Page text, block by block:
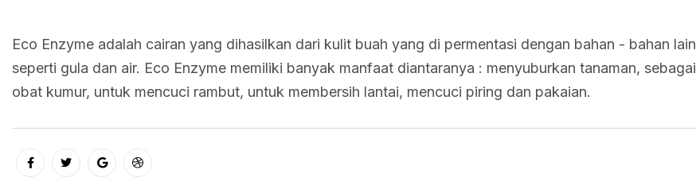
Eco Enzyme adalah cairan yang dihasilkan dari kulit buah yang di permentasi dengan bahan - bahan lain
seperti gula dan air. Eco Enzyme memiliki banyak manfaat diantaranya : menyuburkan tanaman, sebagai
obat kumur, untuk mencuci rambut, untuk membersih lantai, mencuci piring dan pakaian.